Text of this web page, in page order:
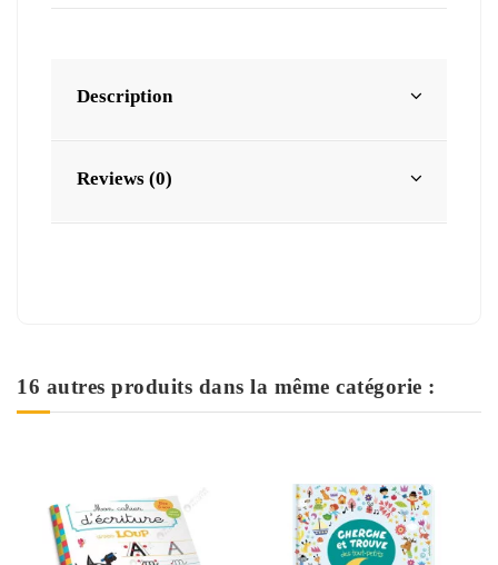
Description
Reviews (0)
16 autres produits dans la même catégorie :